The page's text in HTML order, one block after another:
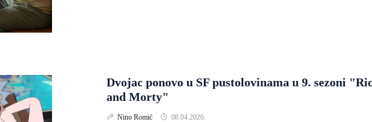
Dvojac ponovo u SF pustolovinama u 9. sezoni
and Morty"
Nino Romić 08.04.2026.